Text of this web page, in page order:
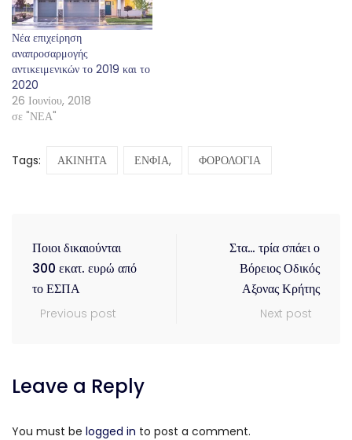
Νέα επιχείρηση
αναπροσαρμογής
αντικειμενικών το 2019 και το
2020
26 Ιουνίου, 2018
σε "ΝΕΑ"
Tags: ΑΚΙΝΗΤΑ ΕΝΦΙΑ, ΦΟΡΟΛΟΓΙΑ
Ποιοι δικαιούνται
300 εκατ. ευρώ από
το ΕΣΠΑ
Previous post
Στα… τρία σπάει ο
Βόρειος Οδικός
Αξονας Κρήτης
Next post
Leave a Reply
You must be logged in to post a comment.